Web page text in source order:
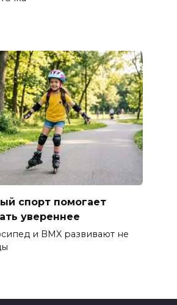
спорт помогает
увереннее
и BMX развивают не